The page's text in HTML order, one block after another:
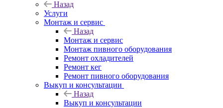
Назад
Услуги
Монтаж и сервис
Назад
Монтаж и сервис
Монтаж пивного оборудования
Ремонт охладителей
Ремонт кег
Ремонт пивного оборудования
Выкуп и консультации
Назад
Выкуп и консультации